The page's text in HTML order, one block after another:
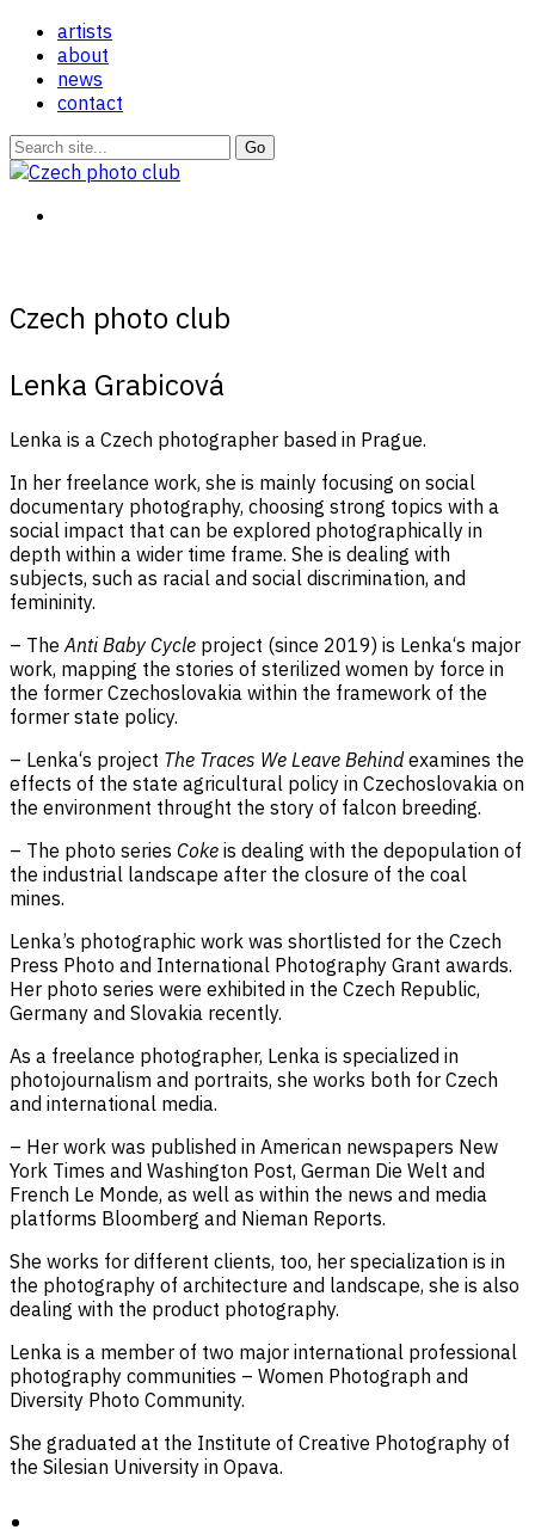
artists
about
news
contact
Czech photo club
Lenka Grabicová
Lenka is a Czech photographer based in Prague.
In her freelance work, she is mainly focusing on social
documentary photography, choosing strong topics with a
social impact that can be explored photographically in
depth within a wider time frame. She is dealing with
subjects, such as racial and social discrimination, and
femininity.
– The Anti Baby Cycle project (since 2019) is Lenka‘s major
work, mapping the stories of sterilized women by force in
the former Czechoslovakia within the framework of the
former state policy.
– Lenka‘s project The Traces We Leave Behindexamines the
effects of the state agricultural policy in Czechoslovakia on
the environment throught the story of falcon breeding.
– The photo series Coke is dealing with the depopulation of
the industrial landscape after the closure of the coal
mines.
Lenka’s photographic work was shortlisted for the Czech
Press Photo and International Photography Grant awards.
Her photo series were exhibited in the Czech Republic,
Germany and Slovakia recently.
As a freelance photographer, Lenka is specialized in
photojournalism and portraits, she works both for Czech
and international media.
– Her work was published in American newspapers New
York Times and Washington Post, German Die Welt and
French Le Monde, as well as within the news and media
platforms Bloomberg and Nieman Reports.
She works for different clients, too, her specialization is in
the photography of architecture and landscape, she is also
dealing with the product photography.
Lenka is a member of two major international professional
photography communities – Women Photograph and
Diversity Photo Community.
She graduated at the Institute of Creative Photography of
the Silesian University in Opava.
•